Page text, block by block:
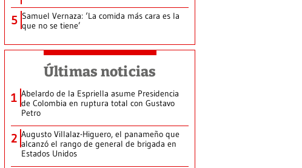
5 Samuel Vernaza: ‘La comida más cara es la
que no se tiene’
Últimas noticias
1 Abelardo de la Espriella asume Presidencia
de Colombia en ruptura total con Gustavo
Petro
2 Augusto Villalaz-Higuero, el panameño que
alcanzó el rango de general de brigada en
Estados Unidos